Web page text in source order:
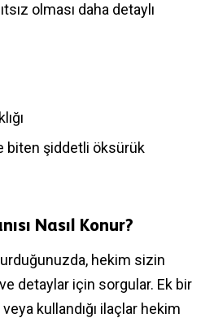
olması daha detaylı
biten şiddetli öksürük
Nasıl Konur?
hekim sizin
ve detaylar için sorgular. Ek bir
veya kullandığı ilaçlar hekim